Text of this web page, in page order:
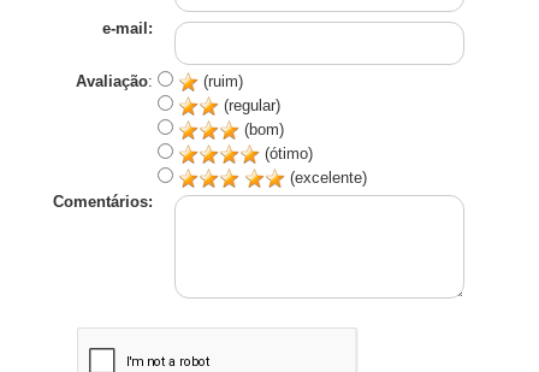
e-mail:
Avaliação:
(ruim)
(regular)
(bom)
(ótimo)
(excelente)
Comentários: